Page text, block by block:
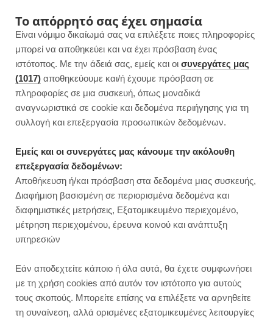
a
c
e
b
o
k
n
s
t
a
a
m
i
n
t
e
s
t
o
u
T
u
TAG
ΦΑΚΌΡΥΖΟ
Φακόρυζο φούρνου | Νηστίσιμη
συνταγή
Το απόρρητό σας έχει σημασία
Είναι νόμιμο δικαίωμά σας να επιλέξετε ποιες πληροφορίες
μπορεί να αποθηκεύει και να έχει πρόσβαση ένας
ιστότοπος. Με την άδειά σας, εμείς και οι συνεργάτες μας
(1017) αποθηκεύουμε και/ή έχουμε πρόσβαση σε
πληροφορίες σε μια συσκευή, όπως μοναδικά
αναγνωριστικά σε cookie και δεδομένα περιήγησης για τη
συλλογή και επεξεργασία προσωπικών δεδομένων.
Εμείς και οι συνεργάτες μας κάνουμε την ακόλουθη
επεξεργασία δεδομένων:
Αποθήκευση ή/και πρόσβαση στα δεδομένα μιας συσκευής,
Διαφήμιση βασισμένη σε περιορισμένα δεδομένα και
διαφημιστικές μετρήσεις, Εξατομικευμένο περιεχομένο,
μέτρηση περιεχομένου, έρευνα κοινού και ανάπτυξη
υπηρεσιών
Εάν αποδεχτείτε κάποιο ή όλα αυτά, θα έχετε συμφωνήσει
με τη χρήση cookies από αυτόν τον ιστότοπο για αυτούς
τους σκοπούς. Μπορείτε επίσης να επιλέξετε να αρνηθείτε
τη συναίνεση, αλλά ορισμένες εξατομικευμένες λειτουργίες